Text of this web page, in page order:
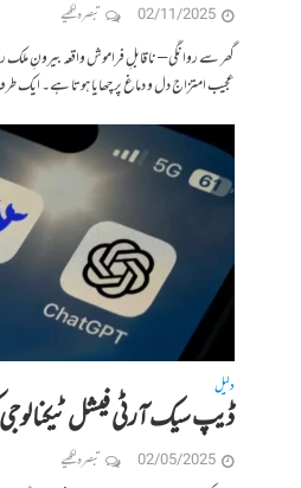
02/11/2025 تبصرہ لکھیے
گھر سے روانگی – ناقابلِ فراموش واقعہ بیرونِ
عجیب امتزاج دل و دماغ پر چھایا ہوتا ہے۔ ایک
دلیل
ڈیپ سیک آرٹی فیشل
02/05/2025 تبصرہ لکھیے